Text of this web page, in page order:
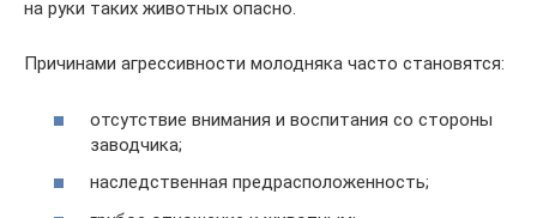
на руки таких животных опасно.
Причинами агрессивности молодняка часто становятся:
отсутствие внимания и воспитания со стороны
заводчика;
наследственная предрасположенность;